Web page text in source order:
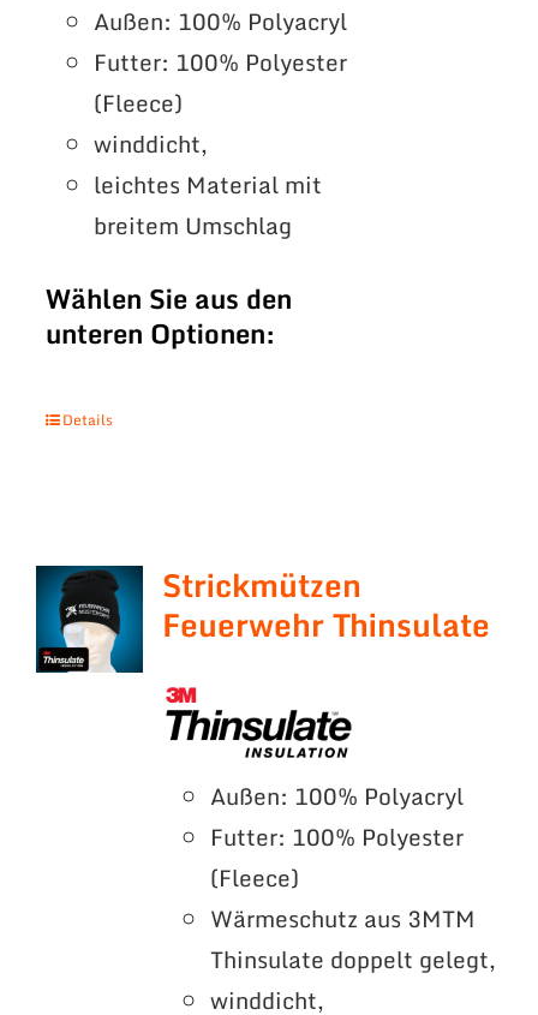
Außen: 100% Polyacryl
Futter: 100% Polyester
(Fleece)
winddicht,
leichtes Material mit
breitem Umschlag
Wählen Sie aus den
unteren Optionen:
Details
Strickmützen
Feuerwehr Thinsulate
Außen: 100% Polyacryl
Futter: 100% Polyester
(Fleece)
Wärmeschutz aus 3MTM
Thinsulate doppelt gelegt,
winddicht,